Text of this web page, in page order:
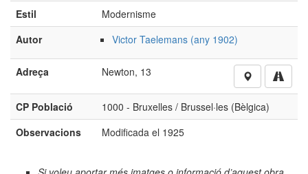
(Foto: © SPRB-DMS;
https://monument.heritage.brussels/fr/
2008)
Tipologia
Casa, Habitatges
Estil
Modernisme
Autor
Adreça Newton, 13